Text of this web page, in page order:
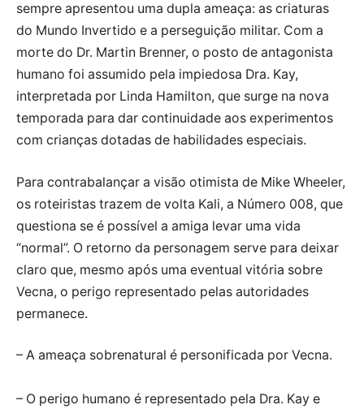
sempre apresentou uma dupla ameaça: as criaturas
do Mundo Invertido e a perseguição militar. Com a
morte do Dr. Martin Brenner, o posto de antagonista
humano foi assumido pela impiedosa Dra. Kay,
interpretada por Linda Hamilton, que surge na nova
temporada para dar continuidade aos experimentos
com crianças dotadas de habilidades especiais.
Para contrabalançar a visão otimista de Mike Wheeler,
os roteiristas trazem de volta Kali, a Número 008, que
questiona se é possível a amiga levar uma vida
“normal”. O retorno da personagem serve para deixar
claro que, mesmo após uma eventual vitória sobre
Vecna, o perigo representado pelas autoridades
permanece.
– A ameaça sobrenatural é personificada por Vecna.
– O perigo humano é representado pela Dra. Kay e